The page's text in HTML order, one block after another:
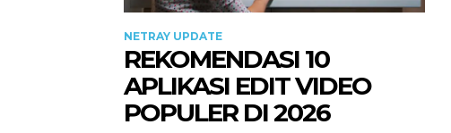
NETRAY UPDATE
REKOMENDASI 10
APLIKASI EDIT VIDEO
POPULER DI 2026